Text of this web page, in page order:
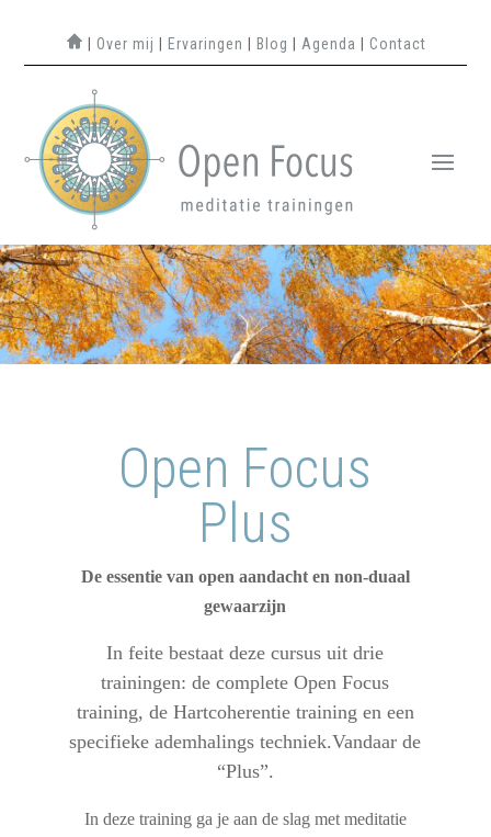
Over mij Ervaringen Blog Agenda Contact
Open Focus
Plus
De essentie van open aandacht en non-duaal
gewaarzijn
In feite bestaat deze cursus uit drie
trainingen: de complete Open Focus
training, de Hartcoherentie training en een
specifieke ademhalings techniek.Vandaar de
“Plus”.
In deze training ga je aan de slag met meditatie